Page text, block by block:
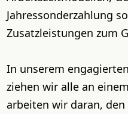
Jahressonderzahlung
Zusatzleistungen zum
In unserem
ziehen wir alle an
arbeiten wir daran,